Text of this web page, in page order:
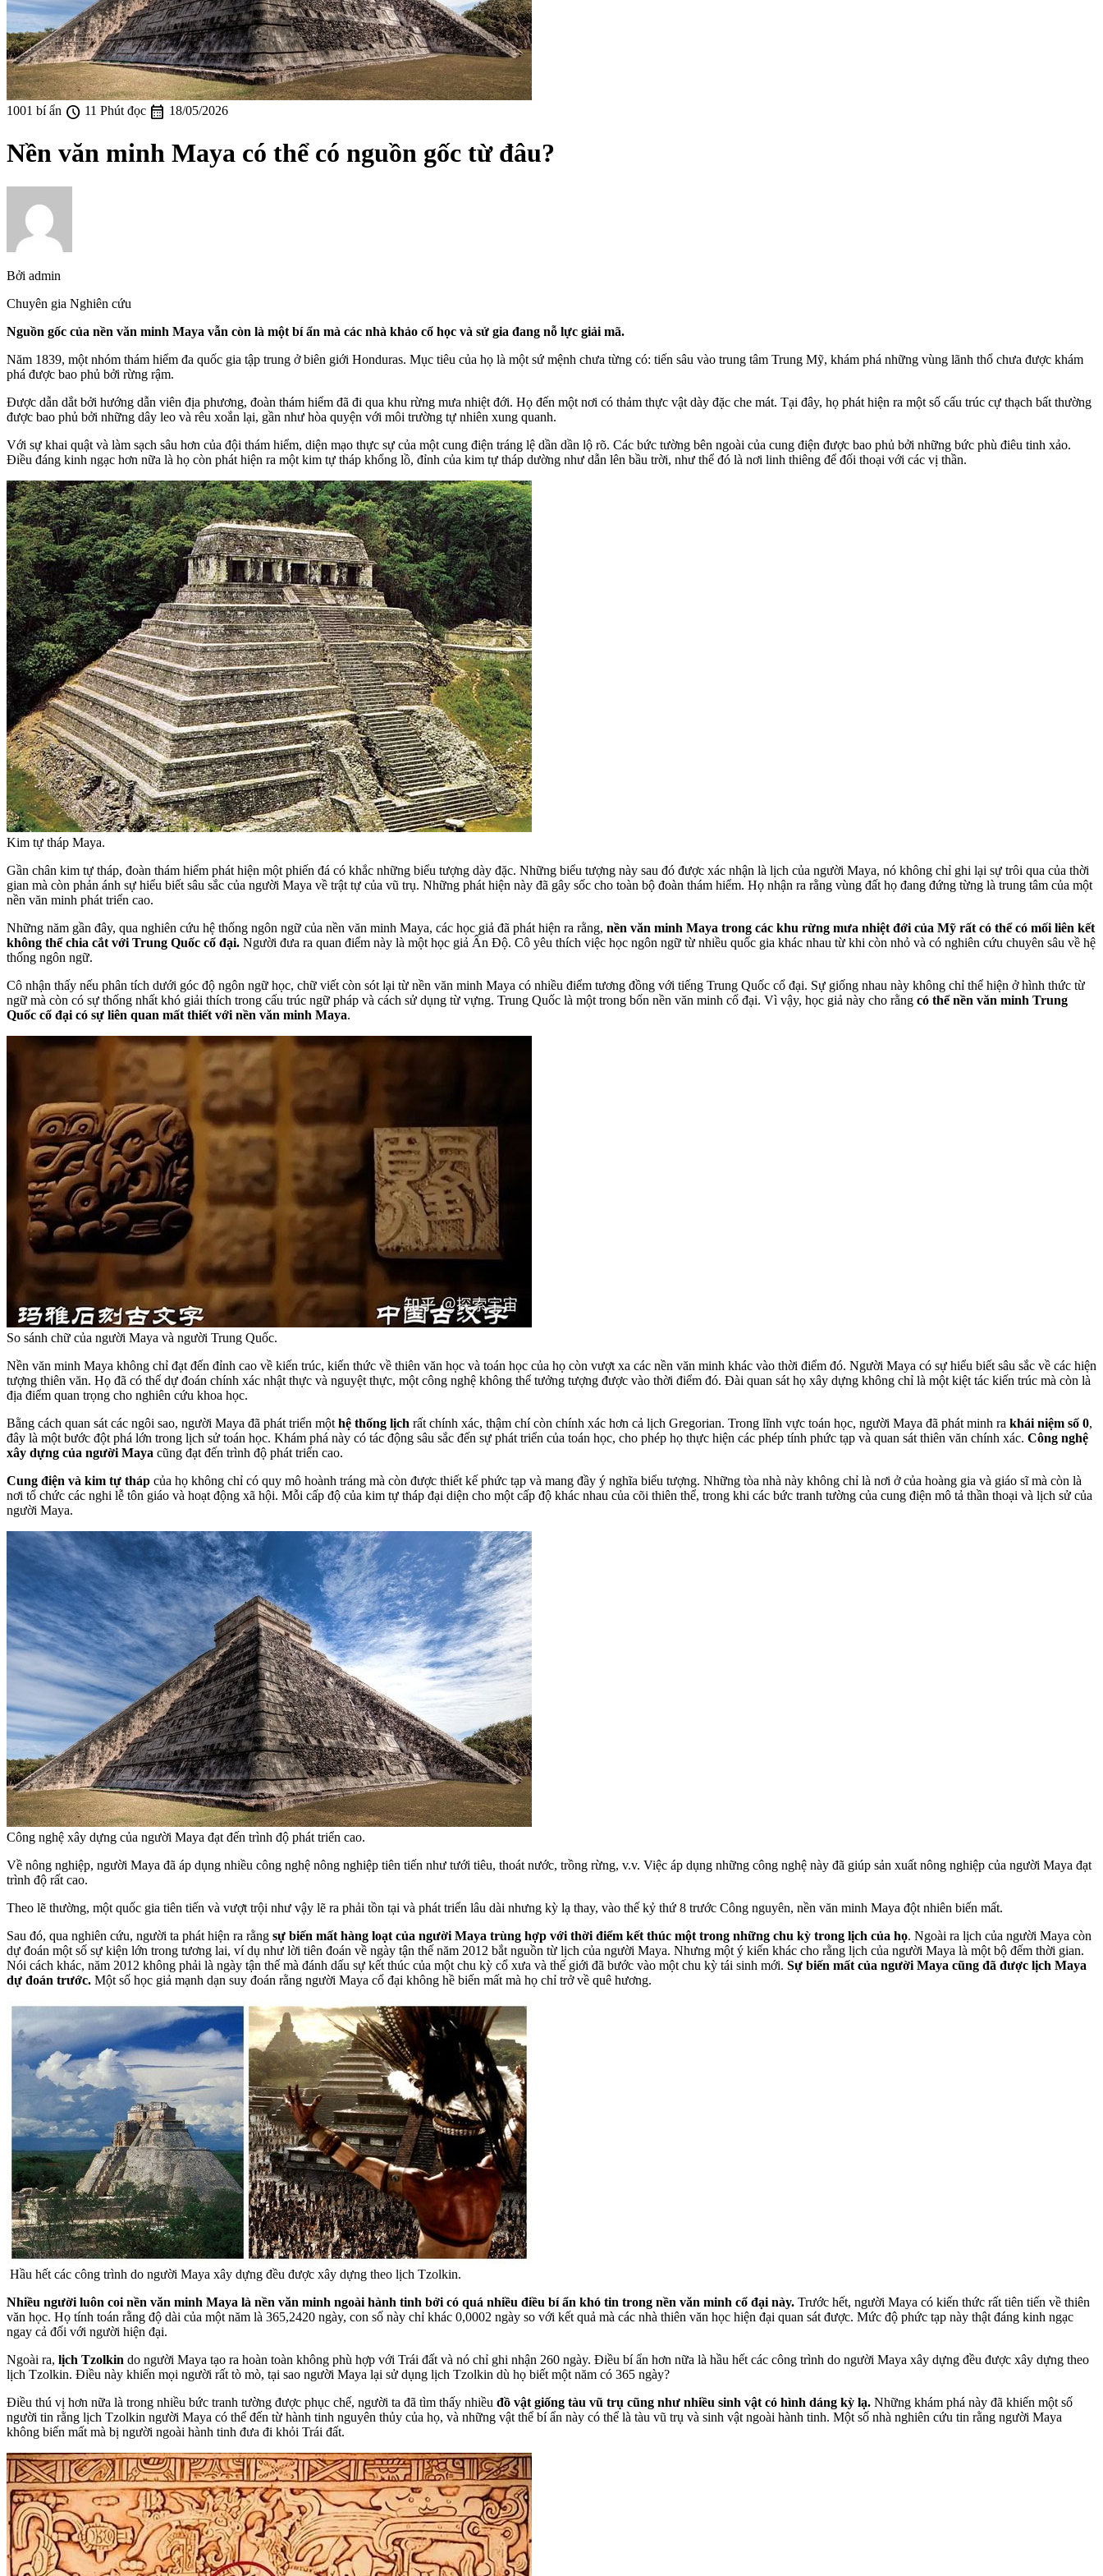
1001 bí ẩn schedule 11 Phút đọc calendar_month 18/05/2026
Nền văn minh Maya có thể có nguồn gốc từ đâu?
Bởi admin
Chuyên gia Nghiên cứu
Nguồn gốc của nền văn minh Maya vẫn còn là một bí ẩn mà các nhà khảo cổ học và sử gia đang nỗ lực giải mã.
Năm 1839, một nhóm thám hiểm đa quốc gia tập trung ở biên giới Honduras. Mục tiêu của họ là một sứ mệnh chưa từng có: tiến sâu vào trung tâm Trung Mỹ, khám phá những vùng lãnh thổ chưa được khám
phá được bao phủ bởi rừng rậm.
Được dẫn dắt bởi hướng dẫn viên địa phương, đoàn thám hiểm đã đi qua khu rừng mưa nhiệt đới. Họ đến một nơi có thảm thực vật dày đặc che mát. Tại đây, họ phát hiện ra một số cấu trúc cự thạch bất thường
được bao phủ bởi những dây leo và rêu xoắn lại, gần như hòa quyện với môi trường tự nhiên xung quanh.
Với sự khai quật và làm sạch sâu hơn của đội thám hiểm, diện mạo thực sự của một cung điện tráng lệ dần dần lộ rõ. Các bức tường bên ngoài của cung điện được bao phủ bởi những bức phù điêu tinh xảo.
Điều đáng kinh ngạc hơn nữa là họ còn phát hiện ra một kim tự tháp khổng lồ, đỉnh của kim tự tháp dường như dẫn lên bầu trời, như thể đó là nơi linh thiêng để đối thoại với các vị thần.
Kim tự tháp Maya.
Gần chân kim tự tháp, đoàn thám hiểm phát hiện một phiến đá có khắc những biểu tượng dày đặc. Những biểu tượng này sau đó được xác nhận là lịch của người Maya, nó không chỉ ghi lại sự trôi qua của thời
gian mà còn phản ánh sự hiểu biết sâu sắc của người Maya về trật tự của vũ trụ. Những phát hiện này đã gây sốc cho toàn bộ đoàn thám hiểm. Họ nhận ra rằng vùng đất họ đang đứng từng là trung tâm của một
nền văn minh phát triển cao.
Những năm gần đây, qua nghiên cứu hệ thống ngôn ngữ của nền văn minh Maya, các học giả đã phát hiện ra rằng, nền văn minh Maya trong các khu rừng mưa nhiệt đới của Mỹ rất có thể có mối liên kết
không thể chia cắt với Trung Quốc cổ đại. Người đưa ra quan điểm này là một học giả Ấn Độ. Cô yêu thích việc học ngôn ngữ từ nhiều quốc gia khác nhau từ khi còn nhỏ và có nghiên cứu chuyên sâu về hệ
thống ngôn ngữ.
Cô nhận thấy nếu phân tích dưới góc độ ngôn ngữ học, chữ viết còn sót lại từ nền văn minh Maya có nhiều điểm tương đồng với tiếng Trung Quốc cổ đại. Sự giống nhau này không chỉ thể hiện ở hình thức từ
ngữ mà còn có sự thống nhất khó giải thích trong cấu trúc ngữ pháp và cách sử dụng từ vựng. Trung Quốc là một trong bốn nền văn minh cổ đại. Vì vậy, học giả này cho rằng có thể nền văn minh Trung
Quốc cổ đại có sự liên quan mất thiết với nền văn minh Maya.
So sánh chữ của người Maya và người Trung Quốc.
Nền văn minh Maya không chỉ đạt đến đỉnh cao về kiến trúc, kiến thức về thiên văn học và toán học của họ còn vượt xa các nền văn minh khác vào thời điểm đó. Người Maya có sự hiểu biết sâu sắc về các hiện
tượng thiên văn. Họ đã có thể dự đoán chính xác nhật thực và nguyệt thực, một công nghệ không thể tưởng tượng được vào thời điểm đó. Đài quan sát họ xây dựng không chỉ là một kiệt tác kiến trúc mà còn là
địa điểm quan trọng cho nghiên cứu khoa học.
Bằng cách quan sát các ngôi sao, người Maya đã phát triển một hệ thống lịch rất chính xác, thậm chí còn chính xác hơn cả lịch Gregorian. Trong lĩnh vực toán học, người Maya đã phát minh ra khái niệm số 0,
đây là một bước đột phá lớn trong lịch sử toán học. Khám phá này có tác động sâu sắc đến sự phát triển của toán học, cho phép họ thực hiện các phép tính phức tạp và quan sát thiên văn chính xác. Công nghệ
xây dựng của người Maya cũng đạt đến trình độ phát triển cao.
Cung điện và kim tự tháp của họ không chỉ có quy mô hoành tráng mà còn được thiết kế phức tạp và mang đầy ý nghĩa biểu tượng. Những tòa nhà này không chỉ là nơi ở của hoàng gia và giáo sĩ mà còn là
nơi tổ chức các nghi lễ tôn giáo và hoạt động xã hội. Mỗi cấp độ của kim tự tháp đại diện cho một cấp độ khác nhau của cõi thiên thể, trong khi các bức tranh tường của cung điện mô tả thần thoại và lịch sử của
người Maya.
Công nghệ xây dựng của người Maya đạt đến trình độ phát triển cao.
Về nông nghiệp, người Maya đã áp dụng nhiều công nghệ nông nghiệp tiên tiến như tưới tiêu, thoát nước, trồng rừng, v.v. Việc áp dụng những công nghệ này đã giúp sản xuất nông nghiệp của người Maya đạt
trình độ rất cao.
Theo lẽ thường, một quốc gia tiên tiến và vượt trội như vậy lẽ ra phải tồn tại và phát triển lâu dài nhưng kỳ lạ thay, vào thế kỷ thứ 8 trước Công nguyên, nền văn minh Maya đột nhiên biến mất.
Sau đó, qua nghiên cứu, người ta phát hiện ra rằng sự biến mất hàng loạt của người Maya trùng hợp với thời điểm kết thúc một trong những chu kỳ trong lịch của họ. Ngoài ra lịch của người Maya còn
dự đoán một số sự kiện lớn trong tương lai, ví dụ như lời tiên đoán về ngày tận thế năm 2012 bắt nguồn từ lịch của người Maya. Nhưng một ý kiến khác cho rằng lịch của người Maya là một bộ đếm thời gian.
Nói cách khác, năm 2012 không phải là ngày tận thế mà đánh dấu sự kết thúc của một chu kỳ cổ xưa và thế giới đã bước vào một chu kỳ tái sinh mới. Sự biến mất của người Maya cũng đã được lịch Maya
dự đoán trước. Một số học giả mạnh dạn suy đoán rằng người Maya cổ đại không hề biến mất mà họ chỉ trở về quê hương.
Hầu hết các công trình do người Maya xây dựng đều được xây dựng theo lịch Tzolkin.
Nhiều người luôn coi nền văn minh Maya là nền văn minh ngoài hành tinh bởi có quá nhiều điều bí ẩn khó tin trong nền văn minh cổ đại này. Trước hết, người Maya có kiến thức rất tiên tiến về thiên
văn học. Họ tính toán rằng độ dài của một năm là 365,2420 ngày, con số này chỉ khác 0,0002 ngày so với kết quả mà các nhà thiên văn học hiện đại quan sát được. Mức độ phức tạp này thật đáng kinh ngạc
ngay cả đối với người hiện đại.
Ngoài ra, lịch Tzolkin do người Maya tạo ra hoàn toàn không phù hợp với Trái đất và nó chỉ ghi nhận 260 ngày. Điều bí ẩn hơn nữa là hầu hết các công trình do người Maya xây dựng đều được xây dựng theo
lịch Tzolkin. Điều này khiến mọi người rất tò mò, tại sao người Maya lại sử dụng lịch Tzolkin dù họ biết một năm có 365 ngày?
Điều thú vị hơn nữa là trong nhiều bức tranh tường được phục chế, người ta đã tìm thấy nhiều đồ vật giống tàu vũ trụ cũng như nhiều sinh vật có hình dáng kỳ lạ. Những khám phá này đã khiến một số
người tin rằng lịch Tzolkin người Maya có thể đến từ hành tinh nguyên thủy của họ, và những vật thể bí ẩn này có thể là tàu vũ trụ và sinh vật ngoài hành tinh. Một số nhà nghiên cứu tin rằng người Maya
không biến mất mà bị người ngoài hành tinh đưa đi khỏi Trái đất.